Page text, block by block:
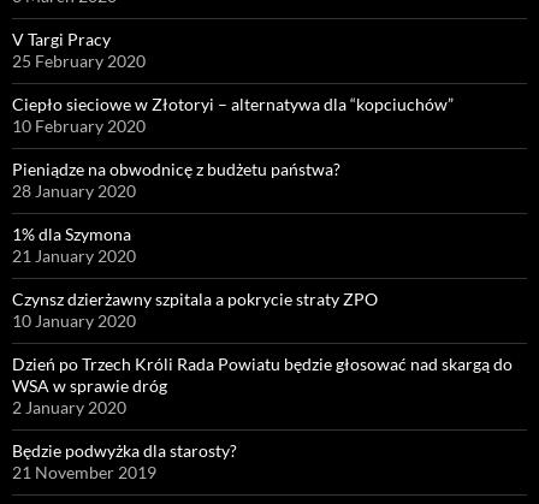
V Targi Pracy
25 February 2020
Ciepło sieciowe w Złotoryi – alternatywa dla “kopciuchów”
10 February 2020
Pieniądze na obwodnicę z budżetu państwa?
28 January 2020
1% dla Szymona
21 January 2020
Czynsz dzierżawny szpitala a pokrycie straty ZPO
10 January 2020
Dzień po Trzech Króli Rada Powiatu będzie głosować nad skargą do
WSA w sprawie dróg
2 January 2020
Będzie podwyżka dla starosty?
21 November 2019